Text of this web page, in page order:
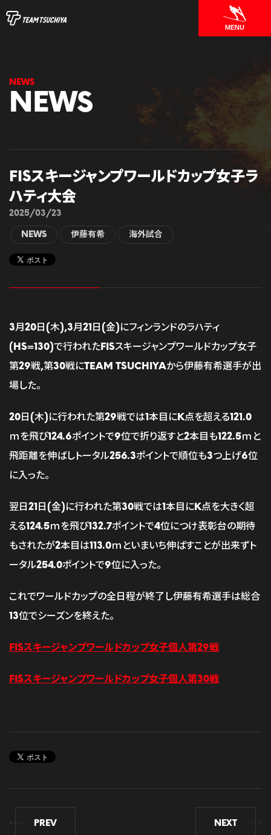
MENU
NEWS
FISスキージャンプワールドカップ女子ラ
ハティ大会
2025/03/23
NEWS 伊藤有希 海外試合
3月20日(木),3月21日(金)にフィンランドのラハティ
(HS=130)で行われたFISスキージャンプワールドカップ女子
第29戦,第30戦にTEAM TSUCHIYAから伊藤有希選手が出
場した。
20日(木)に行われた第29戦では1本目にK点を超える121.0
ｍを飛び124.6ポイントで9位で折り返すと2本目も122.5ｍと
飛距離を伸ばしトータル256.3ポイントで順位も3つ上げ6位
に入った。
翌日21日(金)に行われた第30戦では1本目にK点を大きく超
える124.5ｍを飛び132.7ポイントで4位につけ表彰台の期待
もされたが2本目は113.0ｍといまいち伸ばすことが出来ずト
ータル254.0ポイントで9位に入った。
これでワールドカップの全日程が終了し伊藤有希選手は総合
13位でシーズンを終えた。
FISスキージャンプワールドカップ女子個人第29戦
FISスキージャンプワールドカップ女子個人第30戦
PREV NEXT